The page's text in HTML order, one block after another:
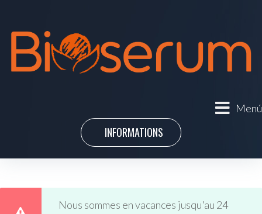
Menú
INFORMATIONS
Nous sommes en vacances jusqu'au 24